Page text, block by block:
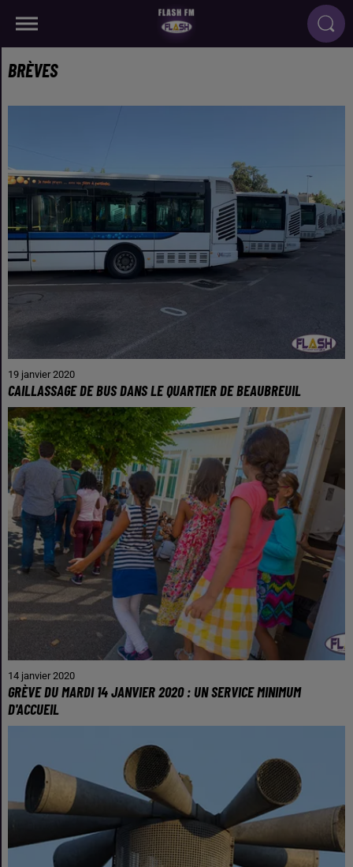
BRÈVES
19 janvier 2020
CAILLASSAGE DE BUS DANS LE QUARTIER DE BEAUBREUIL
14 janvier 2020
GRÈVE DU MARDI 14 JANVIER 2020 : UN SERVICE MINIMUM
D'ACCUEIL